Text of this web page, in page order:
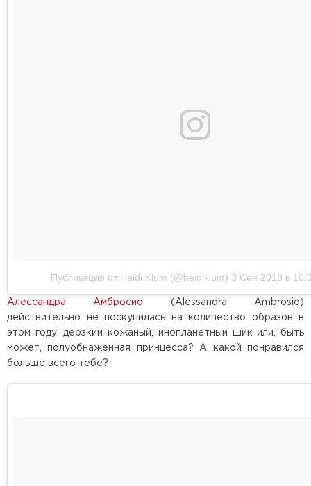
Публикация от Heidi Klum (@heidiklum) 3 Сен 2018 в
Алессандра Амбросио
(Alessandra Ambrosio)
действительно не поскупилась на количество образов в
этом году: дерзкий кожаный, инопланетный шик или, быть
может, полуобнаженная принцесса? А какой понравился
больше всего тебе?